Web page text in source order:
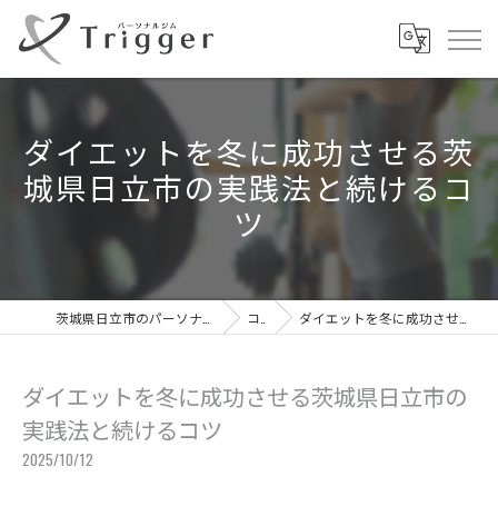
ダイエットを冬に成功させる茨
城県日立市の実践法と続けるコ
ツ
コラム ダイエットを冬に成功させる茨城県日立市の実践法と続けるコツ
ダイエットを冬に成功させる茨城県日立市の
実践法と続けるコツ
2025/10/12